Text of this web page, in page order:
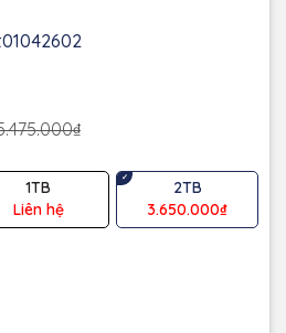
1TB
Liên hệ
2TB
3.650.000₫